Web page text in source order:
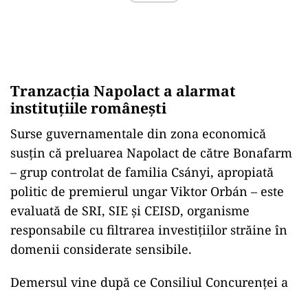
Tranzacția Napolact a alarmat
instituțiile românești
Surse guvernamentale din zona economică
susțin că preluarea Napolact de către Bonafarm
– grup controlat de familia Csányi, apropiată
politic de premierul ungar Viktor Orbán – este
evaluată de SRI, SIE și CEISD, organisme
responsabile cu filtrarea investițiilor străine în
domenii considerate sensibile.
Demersul vine după ce Consiliul Concurenței a